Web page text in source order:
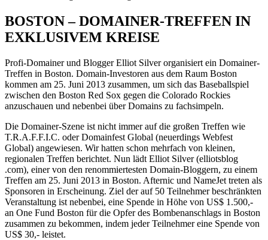
BOSTON – DOMAINER-TREFFEN IN
EXKLUSIVEM KREISE
Profi-Domainer und Blogger Elliot Silver organisiert ein Domainer-
Treffen in Boston. Domain-Investoren aus dem Raum Boston
kommen am 25. Juni 2013 zusammen, um sich das Baseballspiel
zwischen den Boston Red Sox gegen die Colorado Rockies
anzuschauen und nebenbei über Domains zu fachsimpeln.
Die Domainer-Szene ist nicht immer auf die großen Treffen wie
T.R.A.F.F.I.C. oder Domainfest Global (neuerdings Webfest
Global) angewiesen. Wir hatten schon mehrfach von kleinen,
regionalen Treffen berichtet. Nun lädt Elliot Silver (elliotsblog
.com), einer von den renommiertesten Domain-Bloggern, zu einem
Treffen am 25. Juni 2013 in Boston. Afternic und NameJet treten als
Sponsoren in Erscheinung. Ziel der auf 50 Teilnehmer beschränkten
Veranstaltung ist nebenbei, eine Spende in Höhe von US$ 1.500,-
an One Fund Boston für die Opfer des Bombenanschlags in Boston
zusammen zu bekommen, indem jeder Teilnehmer eine Spende von
US$ 30,- leistet.